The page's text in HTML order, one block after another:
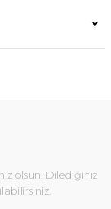
olsun! Dilediğiniz